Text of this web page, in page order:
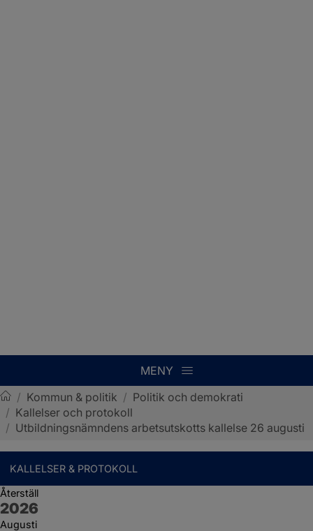
MENY
Sotenäs kommun
/ Kommun & politik / Politik och demokrati
/ Kallelser och protokoll
/ Utbildningsnämndens arbetsutskotts kallelse 26 augusti
KALLELSER & PROTOKOLL
Återställ
År:
2026
Augusti